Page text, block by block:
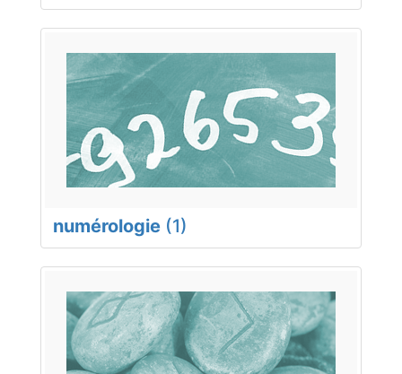
numérologie (1)